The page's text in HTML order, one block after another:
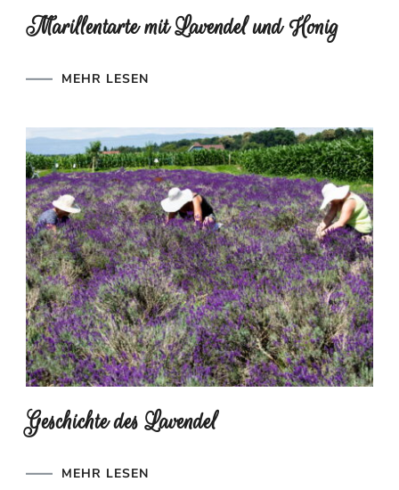
Marillentarte mit Lavendel und Honig
MEHR LESEN
Geschichte des Lavendel
MEHR LESEN